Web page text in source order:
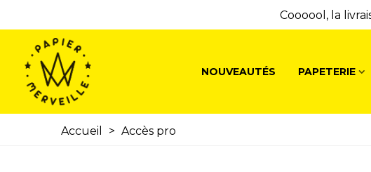
Coooool, la
NOUVEAUTÉS PAPETERIE
Accueil > Accès pro